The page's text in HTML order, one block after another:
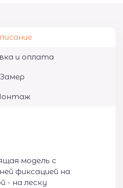
и оплата
Замер
модель с
фиксацией на
- на леску